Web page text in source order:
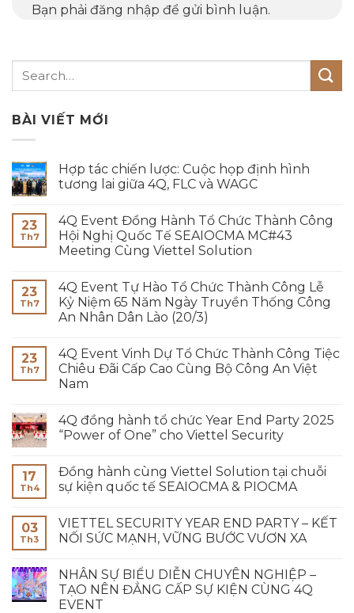
Bạn phải đăng nhập để gửi bình luận.
BÀI VIẾT MỚI
Hợp tác chiến lược: Cuộc họp định hình
tương lai giữa 4Q, FLC và WAGC
23
Th7
4Q Event Đồng Hành Tổ Chức Thành Công
Hội Nghị Quốc Tế SEAIOCMA MC#43
Meeting Cùng Viettel Solution
23
Th7
4Q Event Tự Hào Tổ Chức Thành Công Lễ
Kỷ Niệm 65 Năm Ngày Truyền Thống Công
An Nhân Dân Lào (20/3)
23
Th7
4Q Event Vinh Dự Tổ Chức Thành Công Tiệc
Chiêu Đãi Cấp Cao Cùng Bộ Công An Việt
Nam
4Q đồng hành tổ chức Year End Party 2025
“Power of One” cho Viettel Security
17
Th4
Đồng hành cùng Viettel Solution tại chuỗi
sự kiện quốc tế SEAIOCMA & PIOCMA
03
Th3
VIETTEL SECURITY YEAR END PARTY – KẾT
NỐI SỨC MẠNH, VỮNG BƯỚC VƯƠN XA
NHÂN SỰ BIỂU DIỄN CHUYÊN NGHIỆP –
TẠO NÊN ĐẲNG CẤP SỰ KIỆN CÙNG 4Q
EVENT